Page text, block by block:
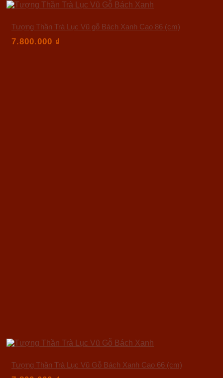
Tượng Thần Trà Lục Vũ gỗ Bách Xanh Cao 86 (cm)
7.800.000 ₫
Tượng Thần Trà Lục Vũ Gỗ Bách Xanh Cao 66 (cm)